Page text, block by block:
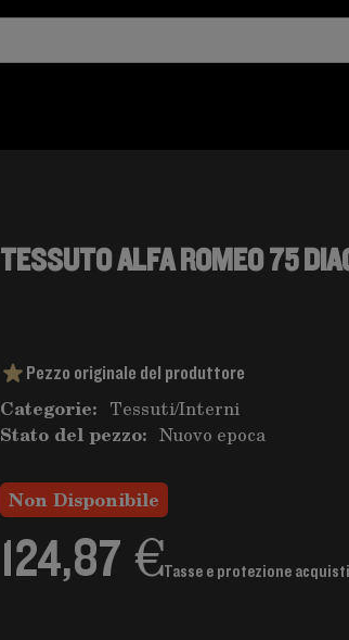
TESSUTO ALFA ROMEO 75
Pezzo originale del produttore
Categorie: Tessuti/Interni
Stato del pezzo: Nuovo epoca
Non Disponibile
124,87 €Tasse e protezione